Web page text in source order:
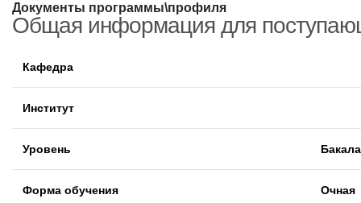
Документы программы\профиля
Общая информация для
Кафедра
Институт
Уровень
Форма обучения Очная